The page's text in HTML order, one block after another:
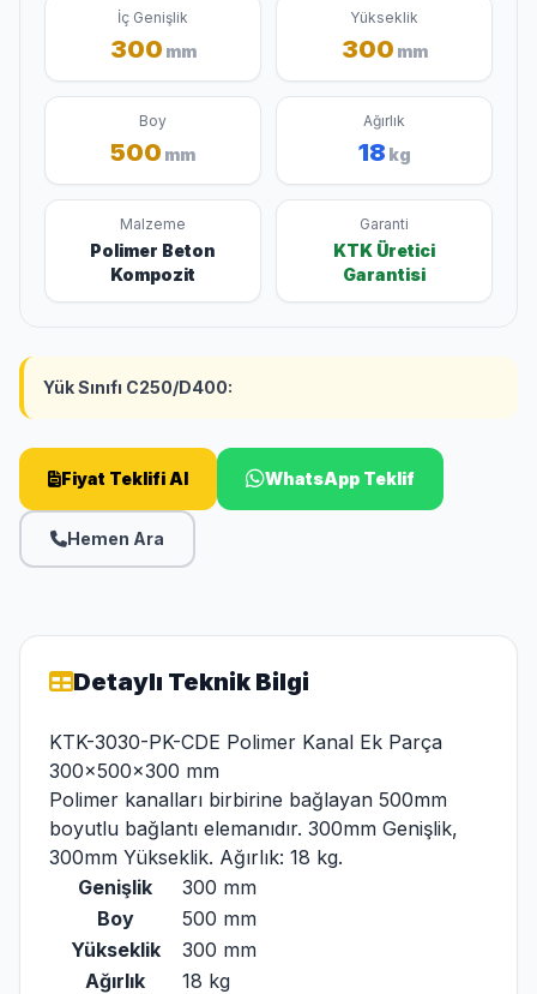
İç Genişlik
300 mm
Yükseklik
300 mm
Boy
500 mm
Ağırlık
18 kg
Malzeme
Polimer Beton
Kompozit
Garanti
KTK Üretici
Garantisi
Yük Sınıfı C250/D400:
Fiyat Teklifi Al WhatsApp Teklif
Hemen Ara
Detaylı Teknik Bilgi
KTK-3030-PK-CDE Polimer Kanal Ek Parça
300x500x300 mm
Polimer kanalları birbirine bağlayan 500mm
boyutlu bağlantı elemanıdır. 300mm Genişlik,
300mm Yükseklik. Ağırlık: 18 kg.
Genişlik
300 mm
Boy
500 mm
Yükseklik
300 mm
Ağırlık
18 kg